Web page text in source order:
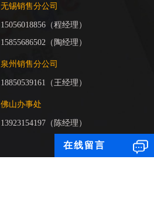
无锡销售分公司
15056018856（程经理）
15855686502（陶经理）
泉州销售分公司
18850539161（王经理）
佛山办事处
13923154197（陈经理）
在线留言